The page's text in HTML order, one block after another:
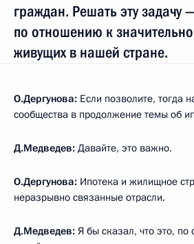
граждан. Решать эту задачу
по отношению к
живущих в нашей стране.
О.Дергунова: Если позволите, тогда
сообщества в продолжение темы об
Д.Медведев: Давайте, это важно.
О.Дергунова: Ипотека и жилищное
неразрывно связанные отрасли.
Д.Медведев: Я бы сказал, что это, по